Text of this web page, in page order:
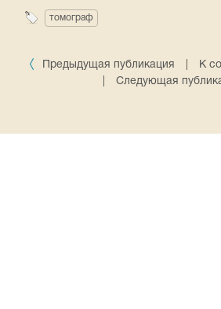
томограф
Предыдущая публикация
К
Следующая